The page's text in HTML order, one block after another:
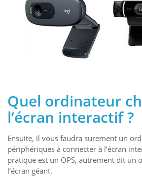
Quel ordinateur
l’écran interactif ?
Ensuite, il vous faudra surement un
périphériques à connecter à l’écran
pratique est un OPS, autrement dit un
l’écran géant.